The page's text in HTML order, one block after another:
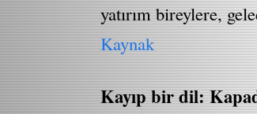
yatırım bireylere,
Kaynak
Kayıp bir dil: